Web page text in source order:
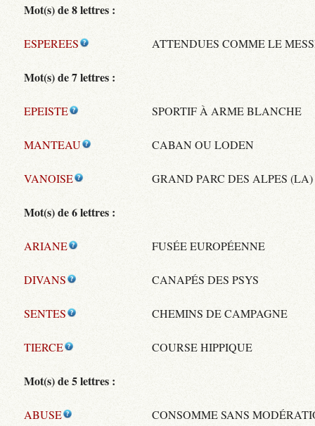
Mot(s) de 8 lettres :
ESPEREES ATTENDUES COMME LE
Mot(s) de 7 lettres :
EPEISTE SPORTIF À ARME BLANCHE
MANTEAU CABAN OU LODEN
VANOISE GRAND PARC DES ALPES (LA)
Mot(s) de 6 lettres :
ARIANE FUSÉE EUROPÉENNE
DIVANS CANAPÉS DES PSYS
SENTES CHEMINS DE CAMPAGNE
TIERCE COURSE HIPPIQUE
Mot(s) de 5 lettres :
ABUSE CONSOMME SANS